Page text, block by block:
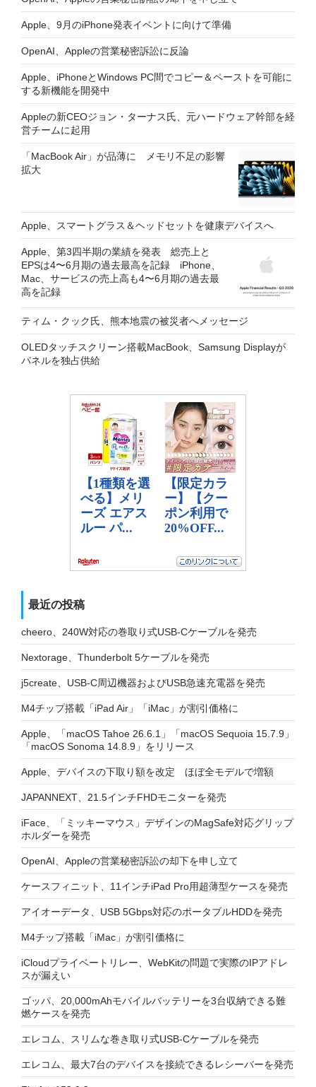
Apple、9月のiPhone発表イベントに向けて準備
OpenAI、Appleの営業秘密訴訟に反論
Apple、iPhoneとWindows PC間でコピー＆ペーストを可能に
する新機能を開発中
Appleの新CEOジョン・ターナス氏、元ハードウェア幹部を経
営チームに起用
「MacBook Air」が品薄に メモリ不足の影響
拡大
Apple、スマートグラス＆ヘッドセットを健康デバイスへ
Apple、第3四半期の業績を発表 総売上と
EPSは4〜6月期の過去最高を記録 iPhone、
Mac、サービスの売上高も4〜6月期の過去最
高を記録
ティム・クック氏、熊本地震の被災者へメッセージ
OLEDタッチスクリーン搭載MacBook、Samsung Displayが
パネルを独占供給
最近の投稿
cheero、240W対応の巻取り式USB-Cケーブルを発売
Nextorage、Thunderbolt 5ケーブルを発売
j5create、USB-C周辺機器およびUSB急速充電器を発売
M4チップ搭載「iPad Air」「iMac」が割引価格に
Apple、「macOS Tahoe 26.6.1」「macOS Sequoia 15.7.9」
「macOS Sonoma 14.8.9」をリリース
Apple、デバイスの下取り額を改定 ほぼ全モデルで増額
JAPANNEXT、21.5インチFHDモニターを発売
iFace、「ミッキーマウス」デザインのMagSafe対応グリップ
ホルダーを発売
OpenAI、Appleの営業秘密訴訟の却下を申し立て
ケースフィニット、11インチiPad Pro用超薄型ケースを発売
アイオーデータ、USB 5Gbps対応のポータブルHDDを発売
M4チップ搭載「iMac」が割引価格に
iCloudプライベートリレー、WebKitの問題で実際のIPアドレ
スが漏えい
ゴッパ、20,000mAhモバイルバッテリーを3台収納できる難
燃ケースを発売
エレコム、スリムな巻き取り式USB-Cケーブルを発売
エレコム、最大7台のデバイスを接続できるレシーバーを発売